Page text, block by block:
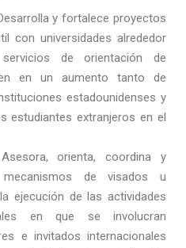
y fortalece proyectos
con universidades alrededor
de orientación de
en un aumento tanto de
estadounidenses y
estudiantes extranjeros en el
orienta, coordina y
de visados u
ejecución de las actividades
en que se involucran
e invitados internacionales